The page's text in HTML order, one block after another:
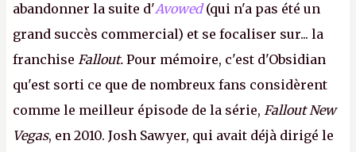
abandonner la suite d'Avowed(qui n'a pas été un
grand succès commercial) et se focaliser sur... la
franchise Fallout. Pour mémoire, c'est d'Obsidian
qu'est sorti ce que de nombreux fans considèrent
comme le meilleur épisode de la série, Fallout New
Vegas, en 2010. Josh Sawyer, qui avait déjà dirigé le